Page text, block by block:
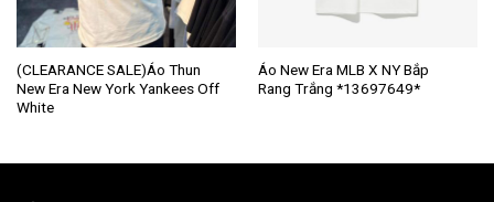
(CLEARANCE SALE)Áo Thun
New Era New York Yankees Off
White
Sản
phẩm
này
nhiều
Áo New Era MLB X NY Bắp
Rang Trắng *13697649*
Sản
phẩm
nhiều